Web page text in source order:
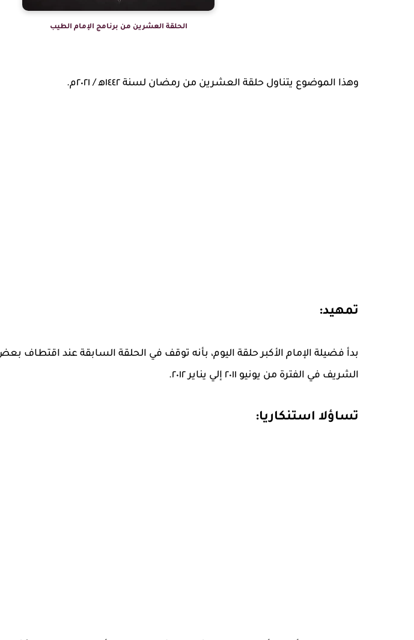
الحلقة العشرين من برنامج الإمام الطيب
وهذا الموضوع يتناول حلقة العشرين من رمضان لسنة ١٤٤٢ه‍‍ / ٢٠٢١م.
تمهيد:
بدأ فضيلة الإمام الأكبر حلقة اليوم، بأنه توقف في الحلقة السابقة عند اقتطاف
الشريف في الفترة من يونيو ٢٠١١ إلي يناير ٢٠١٢.
تساؤلا استنكاريا: